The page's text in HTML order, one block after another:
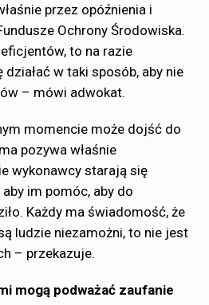
przez opóźnienia i
Ochrony Środowiska.
to na razie
w taki sposób, aby nie
– mówi adwokat.
momencie może dojść do
pozywa właśnie
wykonawcy starają się
im pomóc, aby do
Każdy ma świadomość, że
ludzie niezamożni, to nie jest
– przekazuje.
mogą podważać zaufanie